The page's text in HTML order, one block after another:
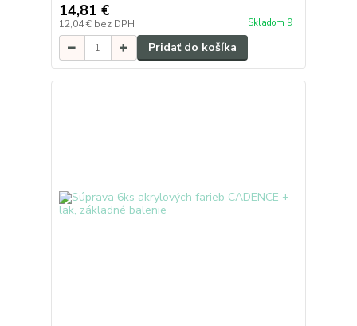
14,81 €
12,04 € bez DPH Skladom 9
Pridať do košíka